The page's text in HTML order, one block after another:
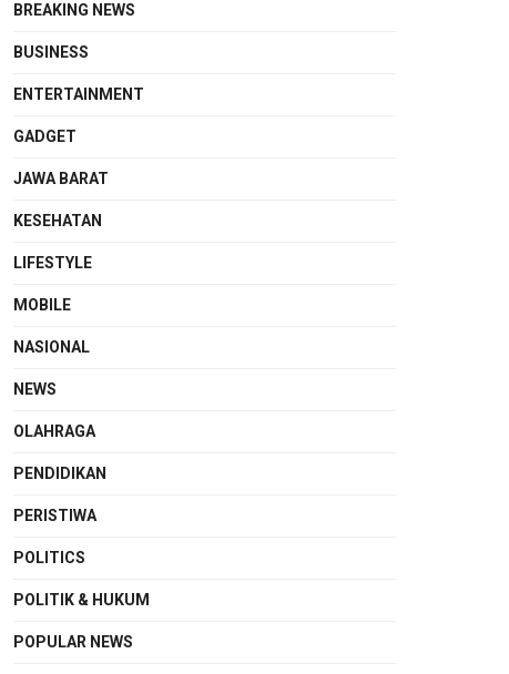
BREAKING NEWS
BUSINESS
ENTERTAINMENT
GADGET
JAWA BARAT
KESEHATAN
LIFESTYLE
MOBILE
NASIONAL
NEWS
OLAHRAGA
PENDIDIKAN
PERISTIWA
POLITICS
POLITIK & HUKUM
POPULAR NEWS